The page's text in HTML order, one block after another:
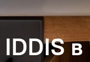
IDDIS